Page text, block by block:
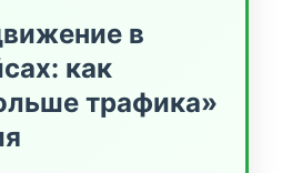
в
как
трафика»